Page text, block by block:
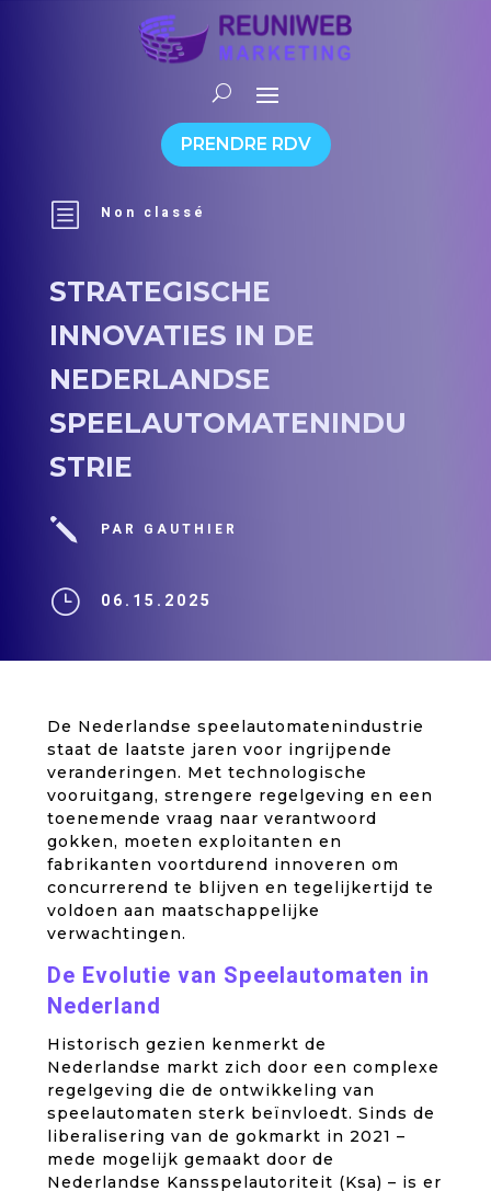
PRENDRE RDV
b Non classé
STRATEGISCHE
INNOVATIES IN DE
NEDERLANDSE
SPEELAUTOMATENINDU
STRIE
j PAR GAUTHIER
} 06.15.2025
De Nederlandse speelautomatenindustrie
staat de laatste jaren voor ingrijpende
veranderingen. Met technologische
vooruitgang, strengere regelgeving en een
toenemende vraag naar verantwoord
gokken, moeten exploitanten en
fabrikanten voortdurend innoveren om
concurrerend te blijven en tegelijkertijd te
voldoen aan maatschappelijke
verwachtingen.
De Evolutie van Speelautomaten in
Nederland
Historisch gezien kenmerkt de
Nederlandse markt zich door een complexe
regelgeving die de ontwikkeling van
speelautomaten sterk beïnvloedt. Sinds de
liberalisering van de gokmarkt in 2021 –
mede mogelijk gemaakt door de
Nederlandse Kansspelautoriteit (Ksa) – is er